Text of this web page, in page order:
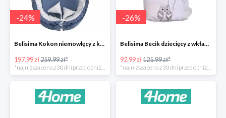
-24%
Belisima Kokon niemowlęcy z kołderką Angel Baby-23%
197.99 zł259.99 zł*
-26%
Belisima Becik dziecięcy z wkładem kokosowym Inteligentna sówka -26%
92.99 zł125.99 zł*